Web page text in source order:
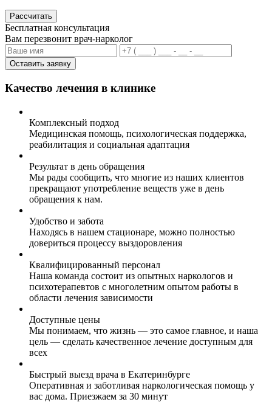
Рассчитать
Бесплатная консультация
Вам перезвонит врач-нарколог
Оставить заявку
Качество лечения в клинике
Комплексный подход
Медицинская помощь, психологическая поддержка,
реабилитация и социальная адаптация
Результат в день обращения
Мы рады сообщить, что многие из наших клиентов
прекращают употребление веществ уже в день
обращения к нам.
Удобство и забота
Находясь в нашем стационаре, можно полностью
довериться процессу выздоровления
Квалифицированный персонал
Наша команда состоит из опытных наркологов и
психотерапевтов с многолетним опытом работы в
области лечения зависимости
Доступные цены
Мы понимаем, что жизнь — это самое главное, и наша
цель — сделать качественное лечение доступным для
всех
Быстрый выезд врача в Екатеринбурге
Оперативная и заботливая наркологическая помощь у
вас дома. Приезжаем за 30 минут